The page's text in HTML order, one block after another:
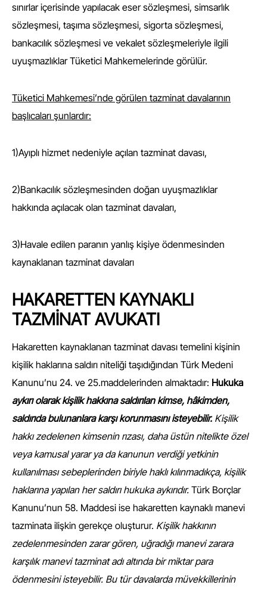
sınırlar içerisinde yapılacak eser sözleşmesi, simsarlık
sözleşmesi, taşıma sözleşmesi, sigorta sözleşmesi,
bankacılık sözleşmesi ve vekalet sözleşmeleriyle ilgili
uyuşmazlıklar Tüketici Mahkemelerinde görülür.
Tüketici Mahkemesi’nde görülen tazminat davalarının
başlıcaları şunlardır:
1)Ayıplı hizmet nedeniyle açılan tazminat davası,
2)Bankacılık sözleşmesinden doğan uyuşmazlıklar
hakkında açılacak olan tazminat davaları,
3)Havale edilen paranın yanlış kişiye ödenmesinden
kaynaklanan tazminat davaları
HAKARETTEN KAYNAKLI
TAZMİNAT AVUKATI
Hakaretten kaynaklanan tazminat davası temelini kişinin
kişilik haklarına saldırı niteliği taşıdığından Türk Medeni
Kanunu’nu 24. ve 25.maddelerinden almaktadır: Hukuka
aykırı olarak kişilik hakkına saldırılan kimse, hâkimden,
saldırıda bulunanlara karşı korunmasını isteyebilir. Kişilik
hakkı zedelenen kimsenin rızası, daha üstün nitelikte özel
veya kamusal yarar ya da kanunun verdiği yetkinin
kullanılması sebeplerinden biriyle haklı kılınmadıkça, kişilik
haklarına yapılan her saldırı hukuka aykırıdır. Türk Borçlar
Kanunu’nun 58. Maddesi ise hakaretten kaynaklı manevi
tazminata ilişkin gerekçe oluşturur. Kişilik hakkının
zedelenmesinden zarar gören, uğradığı manevi zarara
karşılık manevi tazminat adı altında bir miktar para
ödenmesini isteyebilir. Bu tür davalarda müvekkillerinin